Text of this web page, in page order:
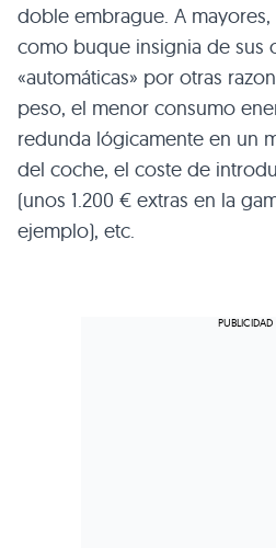
doble embrague. A
como buque insignia de sus
«automáticas» por otras
peso, el menor consumo
redunda lógicamente en un
del coche, el coste de
(unos 1.200 € extras en la
ejemplo), etc.